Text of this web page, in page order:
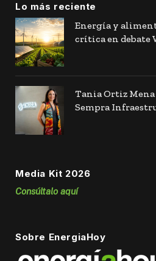
Lo más reciente
Energía y
crítica en debate
Tania Ortiz
Sempra
Media Kit 2026
Consúltalo aquí
Sobre EnergiaHoy